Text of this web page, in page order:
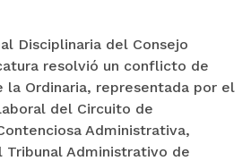
Disciplinaria del Consejo
resolvió un conflicto de
la Ordinaria, representada por el
del Circuito de
Administrativa,
Tribunal Administrativo de